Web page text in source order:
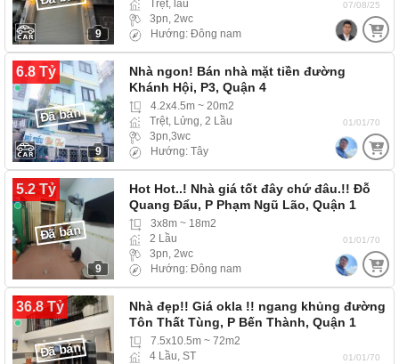
9
Trệt, lầu
3pn, 2wc
Hướng: Đông nam
07/08/25
6.8 Tỷ
9
Đã bán
Nhà ngon! Bán nhà mặt tiền đường
Khánh Hội, P3, Quận 4
4.2x4.5m ~ 20m2
Trệt, Lửng, 2 Lầu
3pn,3wc
Hướng: Tây
01/01/70
5.2 Tỷ
9
Đã bán
Hot Hot..! Nhà giá tốt đây chứ đâu.!! Đỗ
Quang Đẩu, P Phạm Ngũ Lão, Quận 1
3x8m ~ 18m2
2 Lầu
3pn, 2wc
Hướng: Đông nam
01/01/70
36.8 Tỷ
Đã bán
Nhà đẹp!! Giá okla !! ngang khủng đường
Tôn Thất Tùng, P Bến Thành, Quận 1
7.5x10.5m ~ 72m2
4 Lầu, ST
01/01/70